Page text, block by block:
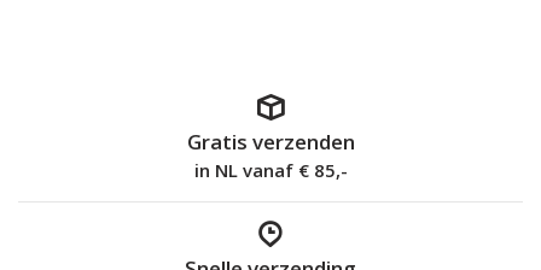
Gratis verzenden
in NL vanaf € 85,-